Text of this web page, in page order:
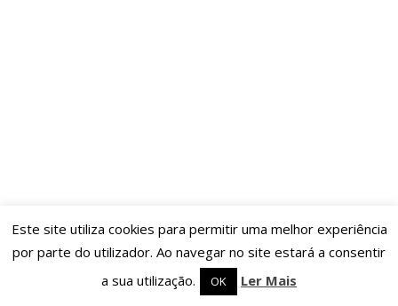
Este site utiliza cookies para permitir uma melhor experiência
por parte do utilizador. Ao navegar no site estará a consentir
a sua utilização.
OK Ler Mais